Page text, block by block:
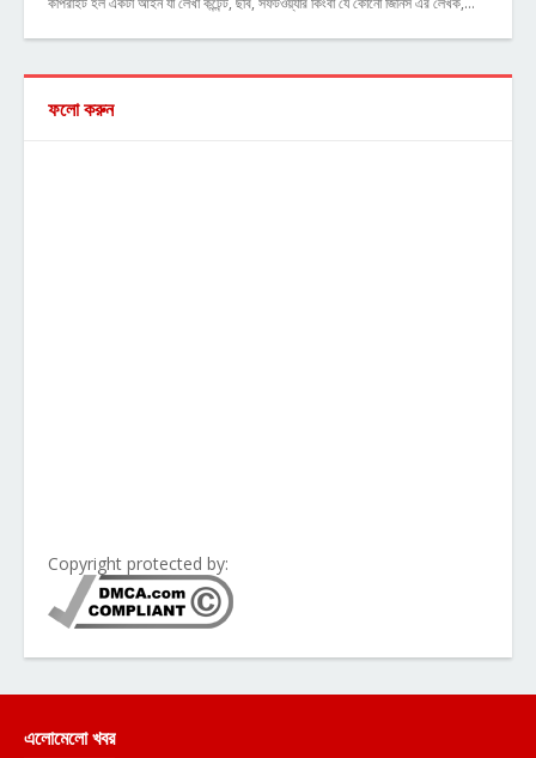
ফলো করুন
Copyright protected by:
এলোমেলো খবর